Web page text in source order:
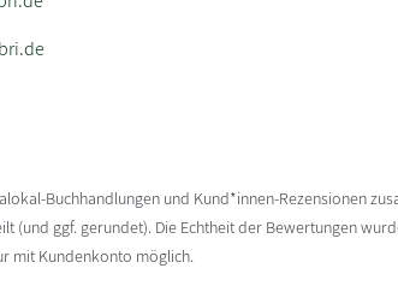
Buchhandlungen und Kund*innen-Rezensionen
(und ggf. gerundet). Die Echtheit der Bewertungen
mit Kundenkonto möglich.